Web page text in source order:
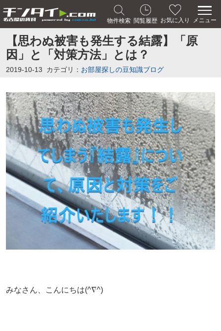
物件検索 閲覧履歴 お気に入り メニュー
【思わぬ被害も発生する結露】「原
因」と「対策方法」とは？
2019-10-13 カテゴリ： お部屋探しの豆知識ブログ
みなさん、こんにちは(^∇^)